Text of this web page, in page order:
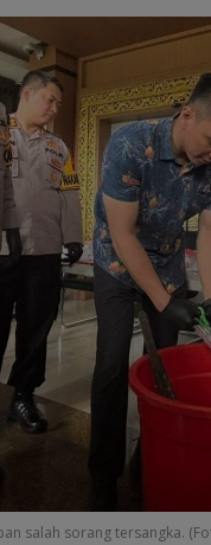
salah sorang tersangka.